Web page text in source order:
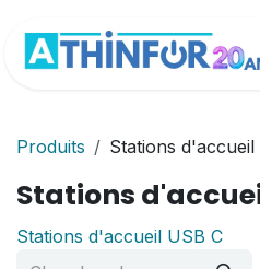
Produits Stations d'accueil
Stations
Stations d'accueil USB C